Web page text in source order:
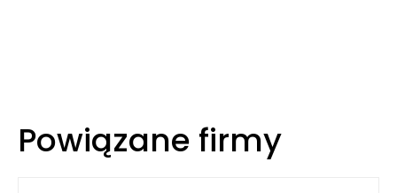
Powiązane firmy